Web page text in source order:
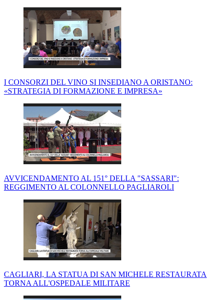
I CONSORZI DEL VINO SI INSEDIANO A ORISTANO:
«STRATEGIA DI FORMAZIONE E IMPRESA»
AVVICENDAMENTO AL 151° DELLA "SASSARI":
REGGIMENTO AL COLONNELLO PAGLIAROLI
CAGLIARI, LA STATUA DI SAN MICHELE RESTAURATA
TORNA ALL'OSPEDALE MILITARE